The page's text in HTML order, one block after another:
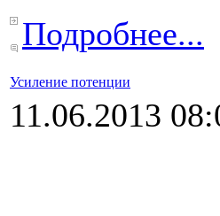
Подробнее...
Усиление потенции
11.06.2013